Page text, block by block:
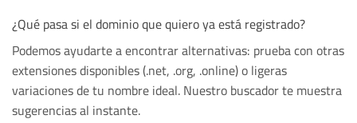
¿Qué pasa si el dominio que quiero ya está registrado?
Podemos ayudarte a encontrar alternativas: prueba con otras
extensiones disponibles (.net, .org, .online) o ligeras
variaciones de tu nombre ideal. Nuestro buscador te muestra
sugerencias al instante.